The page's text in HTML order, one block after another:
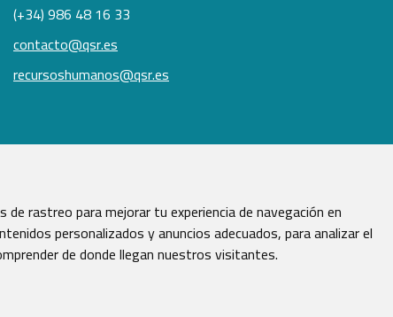
rastreo para mejorar tu experiencia de navegación en
personalizados y anuncios adecuados, para analizar el
de donde llegan nuestros visitantes.
(+34) 986 48 16 33
contacto@qsr.es
recursoshumanos@qsr.es